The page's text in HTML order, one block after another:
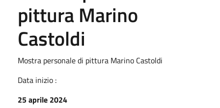
pittura Marino
Castoldi
Mostra personale di pittura Marino Castoldi
Data inizio :
25 aprile 2024